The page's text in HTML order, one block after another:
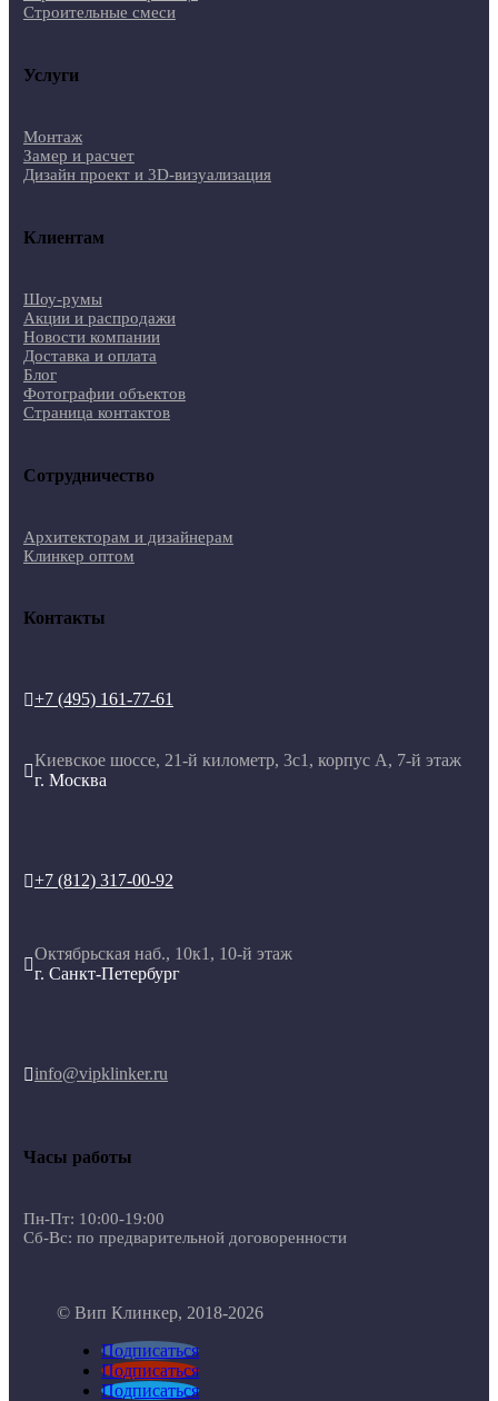
Строительные смеси
Услуги
Монтаж
Замер и расчет
Дизайн проект и 3D-визуализация
Клиентам
Шоу-румы
Акции и распродажи
Новости компании
Доставка и оплата
Блог
Фотографии объектов
Страница контактов
Сотрудничество
Архитекторам и дизайнерам
Клинкер оптом
Контакты
+7 (495) 161-77-61

Киевское шоссе, 21-й километр, 3с1, корпус А, 7-й этаж
г. Москва
+7 (812) 317-00-92

Октябрьская наб., 10к1, 10-й этаж
г. Санкт-Петербург
info@vipklinker.ru
Часы работы
Пн-Пт: 10:00-19:00
Сб-Вс: по предварительной договоренности
© Вип Клинкер, 2018-2026
Подписаться
Подписаться
Подписаться